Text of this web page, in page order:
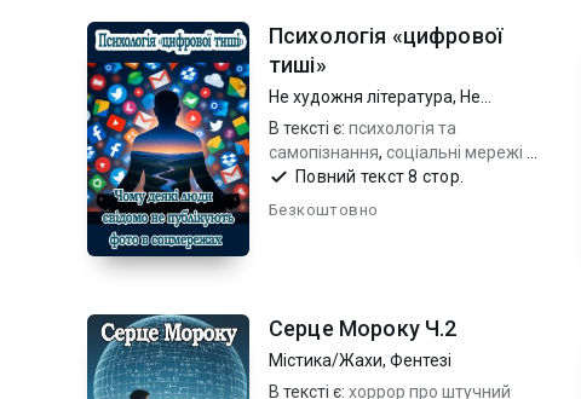
Психологія «цифрової
тиші»
Не художня література, Не
художня література
В тексті є: психологія та
самопізнання, соціальні мережі та
цифрова культура ,ментальне
здоров'я та усвідомлене життя
Повний текст 8 стор.
Безкоштовно
Серце Мороку Ч.2
Містика/Жахи, Фентезі
В тексті є: хоррор про штучний